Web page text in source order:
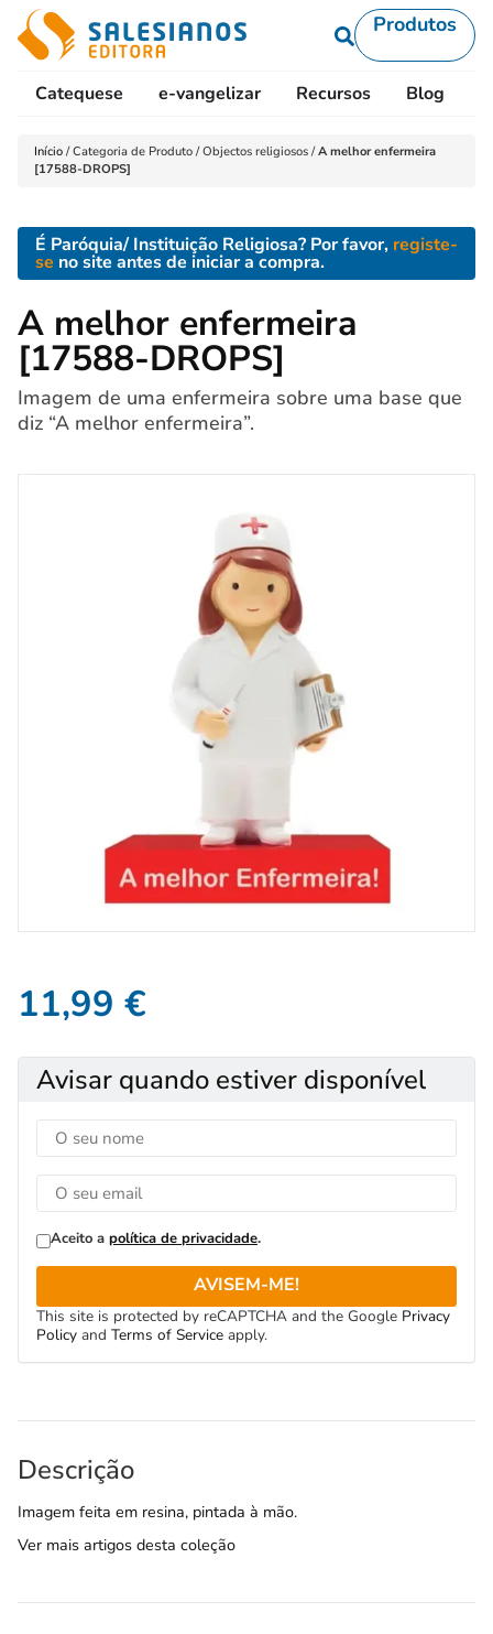
Produtos
Catequese e-vangelizar Recursos Blog
Início /Categoria de Produto /Objectos religiosos /A melhor enfermeira
[17588-DROPS]
É Paróquia/ Instituição Religiosa? Por favor, registe-
se no site antes de iniciar a compra.
A melhor enfermeira
[17588-DROPS]
Imagem de uma enfermeira sobre uma base que
diz “A melhor enfermeira”.
11,99 €
Avisar quando estiver disponível
Aceito a política de privacidade.
AVISEM-ME!
This site is protected by reCAPTCHA and the Google Privacy
Policy and Terms of Service apply.
Descrição
Imagem feita em resina, pintada à mão.
Ver mais artigos desta coleção